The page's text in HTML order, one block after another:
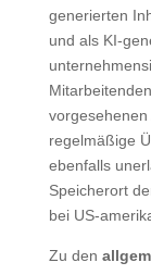
generierten
und als KI-
regelmäßige
ebenfalls
Speicherort
bei US-
Zu den